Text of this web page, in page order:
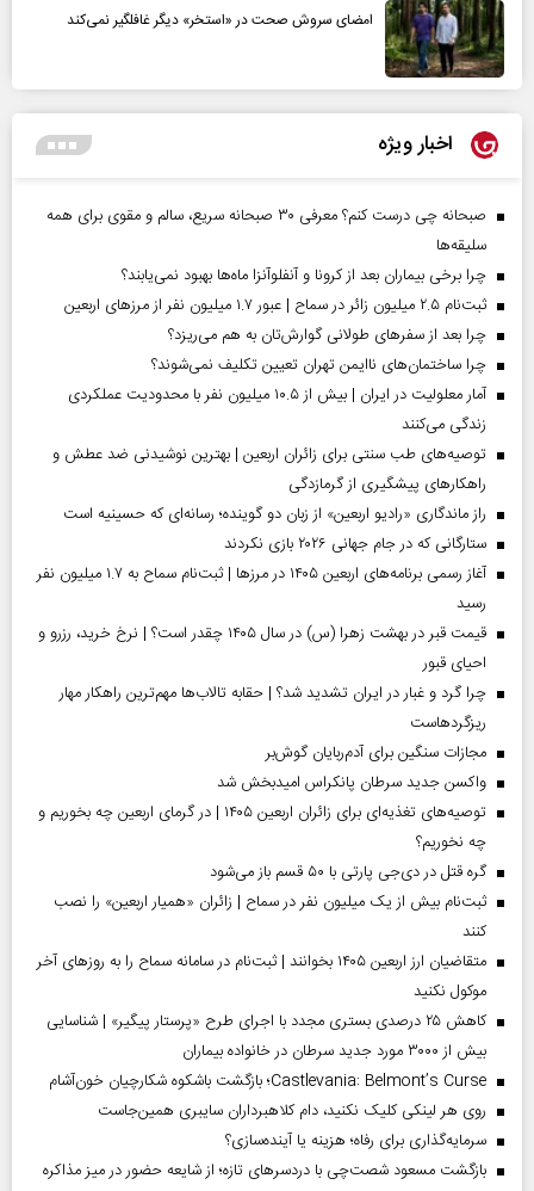
امضای سروش صحت در «استخر» دیگر غافلگیر نمی‌کند
اخبار ویژه
صبحانه چی درست کنم؟ معرفی ۳۰ صبحانه سریع، سالم و مقوی برای همه
سلیقه‌ها
چرا برخی بیماران بعد از کرونا و آنفلوآنزا ماه‌ها بهبود نمی‌یابند؟
ثبت‌نام ۲.۵ میلیون زائر در سماح | عبور ۱.۷ میلیون نفر از مرز‌های اربعین
چرا بعد از سفرهای طولانی گوارش‌تان به هم می‌ریزد؟
چرا ساختمان‌های ناایمن تهران تعیین تکلیف نمی‌شوند؟
آمار معلولیت در ایران | بیش از ۱۰.۵ میلیون نفر با محدودیت عملکردی
زندگی می‌کنند
توصیه‌های طب سنتی برای زائران اربعین | بهترین نوشیدنی ضد عطش و
راهکارهای پیشگیری از گرمازدگی
راز ماندگاری «رادیو اربعین» از زبان دو گوینده؛ رسانه‌ای که حسینیه است
ستارگانی که در جام جهانی ۲۰۲۶ بازی نکردند
آغاز رسمی برنامه‌های اربعین ۱۴۰۵ در مرز‌ها | ثبت‌نام سماح به ۱.۷ میلیون نفر
رسید
قیمت قبر در بهشت زهرا (س) در سال ۱۴۰۵ چقدر است؟ | نرخ خرید، رزرو و
احیای قبور
چرا گرد و غبار در ایران تشدید شد؟ | حقابه تالاب‌ها مهم‌ترین راهکار مهار
ریزگردهاست
مجازات سنگین برای آدم‌ربایان گوش‌بر
واکسن جدید سرطان پانکراس امیدبخش شد
توصیه‌های تغذیه‌ای برای زائران اربعین ۱۴۰۵ | در گرمای اربعین چه بخوریم و
چه نخوریم؟
گره قتل در دی‌جی پارتی با ۵۰ قسم باز می‌شود
ثبت‌نام بیش از یک میلیون نفر در سماح | زائران «همیار اربعین» را نصب
کنند
متقاضیان ارز اربعین ۱۴۰۵ بخوانند | ثبت‌نام در سامانه سماح را به روز‌های آخر
موکول نکنید
کاهش ۲۵ درصدی بستری مجدد با اجرای طرح «پرستار پیگیر» | شناسایی
بیش از ۳۰۰۰ مورد جدید سرطان در خانواده بیماران
Castlevania: Belmont’s Curse؛ بازگشت باشکوه شکارچیان خون‌آشام
روی هر لینکی کلیک نکنید، دام کلاهبرداران سایبری همین‌جاست
سرمایه‌گذاری برای رفاه؛ هزینه یا آینده‌سازی؟
بازگشت مسعود شصت‌چی با دردسر‌های تازه؛ از شایعه حضور در میز مذاکره